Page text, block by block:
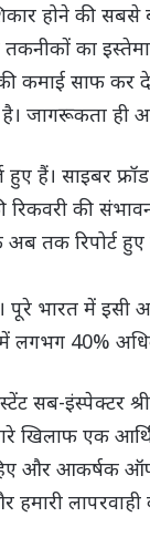
होने की
का
कमाई साफ कर
जागरूकता ही
हैं। साइबर
की
अब तक रिपोर्ट
पूरे भारत में इसी
लगभग 40%
सब-इंस्पेक्टर
खिलाफ एक
और आकर्षक
लापरवाही